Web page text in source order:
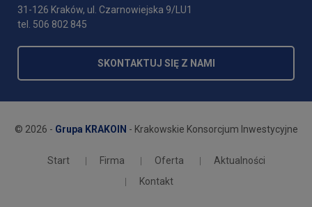
31-126 Kraków, ul. Czarnowiejska 9/LU1
tel. 506 802 845
SKONTAKTUJ SIĘ Z NAMI
© 2026 - Grupa KRAKOIN - Krakowskie Konsorcjum Inwestycyjne
Start Firma Oferta
Aktualności
Kontakt